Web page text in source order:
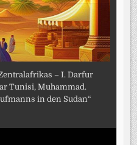
– I. Darfur
Tunisi, Muhammad.
in den Sudan“